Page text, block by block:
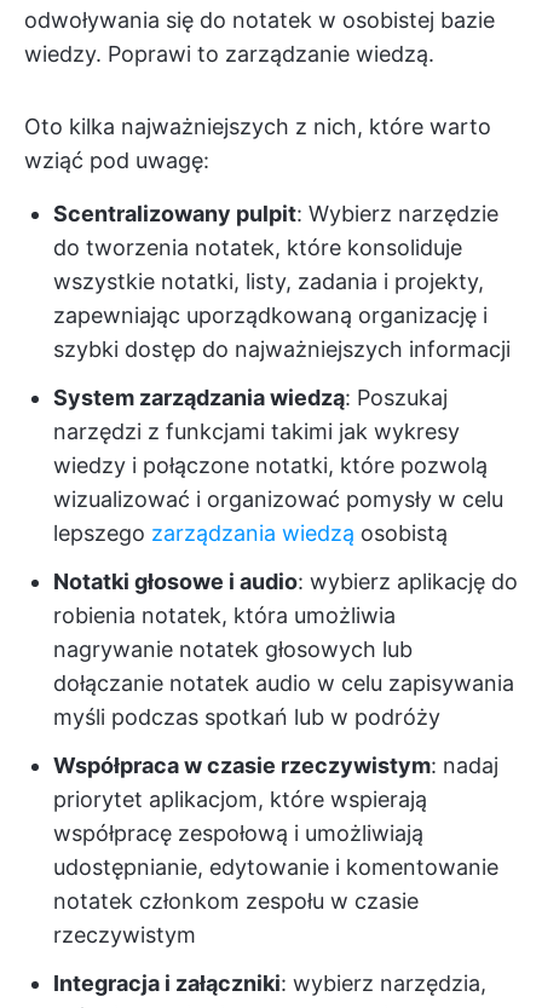
odwoływania się do notatek w osobistej bazie
wiedzy. Poprawi to zarządzanie wiedzą.
Oto kilka najważniejszych z nich, które warto
wziąć pod uwagę:
Scentralizowany pulpit: Wybierz narzędzie
do tworzenia notatek, które konsoliduje
wszystkie notatki, listy, zadania i projekty,
zapewniając uporządkowaną organizację i
szybki dostęp do najważniejszych informacji
System zarządzania wiedzą: Poszukaj
narzędzi z funkcjami takimi jak wykresy
wiedzy i połączone notatki, które pozwolą
wizualizować i organizować pomysły w celu
lepszego zarządzania wiedzą osobistą
Notatki głosowe i audio: wybierz aplikację do
robienia notatek, która umożliwia
nagrywanie notatek głosowych lub
dołączanie notatek audio w celu zapisywania
myśli podczas spotkań lub w podróży
Współpraca w czasie rzeczywistym: nadaj
priorytet aplikacjom, które wspierają
współpracę zespołową i umożliwiają
udostępnianie, edytowanie i komentowanie
notatek członkom zespołu w czasie
rzeczywistym
Integracja i załączniki: wybierz narzędzia,